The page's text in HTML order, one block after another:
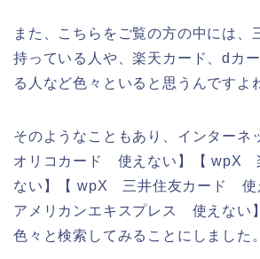
また、こちらをご覧の方の中には、
持っている人や、楽天カード、dカ
る人など色々といると思うんですよ
そのようなこともあり、インター
オリコカード 使えない】【 wpX
ない】【 wpX 三井住友カード
アメリカンエキスプレス 使えない
色々と検索してみることにしました。